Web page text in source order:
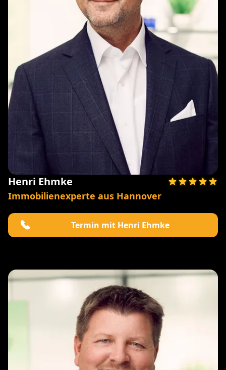
Henri Ehmke
Immobilienexperte aus Hannover
Termin mit Henri Ehmke